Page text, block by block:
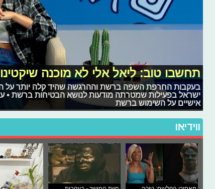
תחשבו טוב: ליאל אלי לא מוכנה
ישראל בפעילות שמטרתה מודעות לנושא הבטיחות ברשת •
אישיים על השימוש ברשת
ווידיאו